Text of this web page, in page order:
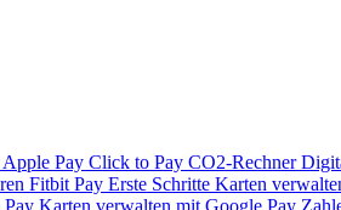
Pay Click to Pay CO2-Rechner
Fitbit Pay Erste Schritte Karten
Pay Karten verwalten mit Google Pay